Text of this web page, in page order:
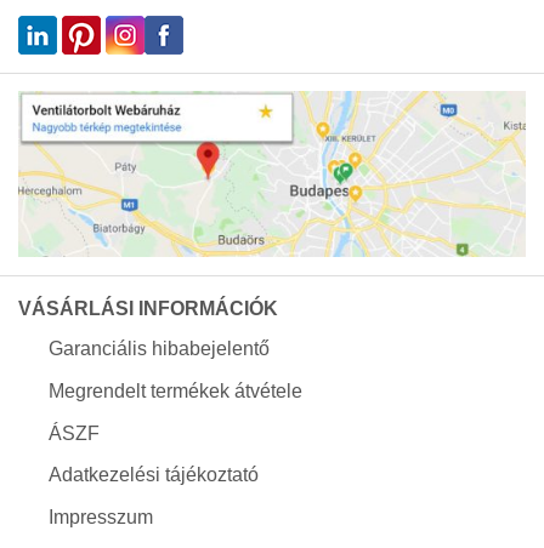
VÁSÁRLÁSI INFORMÁCIÓK
Garanciális hibabejelentő
Megrendelt termékek átvétele
ÁSZF
Adatkezelési tájékoztató
Impresszum